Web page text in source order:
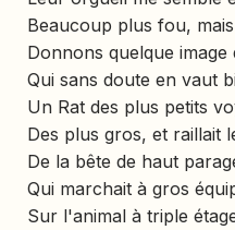
Beaucoup plus fou,
Donnons quelque image
Qui sans doute en vaut
Un Rat des plus petits
Des plus gros, et raillait
De la bête de haut
Qui marchait à gros
Sur l'animal à triple